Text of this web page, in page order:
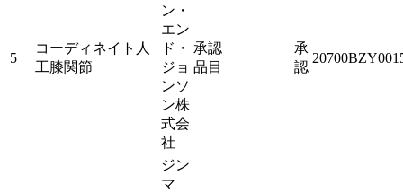
5
コーディネイト人
工膝関節
ン・
エン
ド・
ジョ
ンソ
ン株
式会
社
承認
品目
承
認
ジン
マ